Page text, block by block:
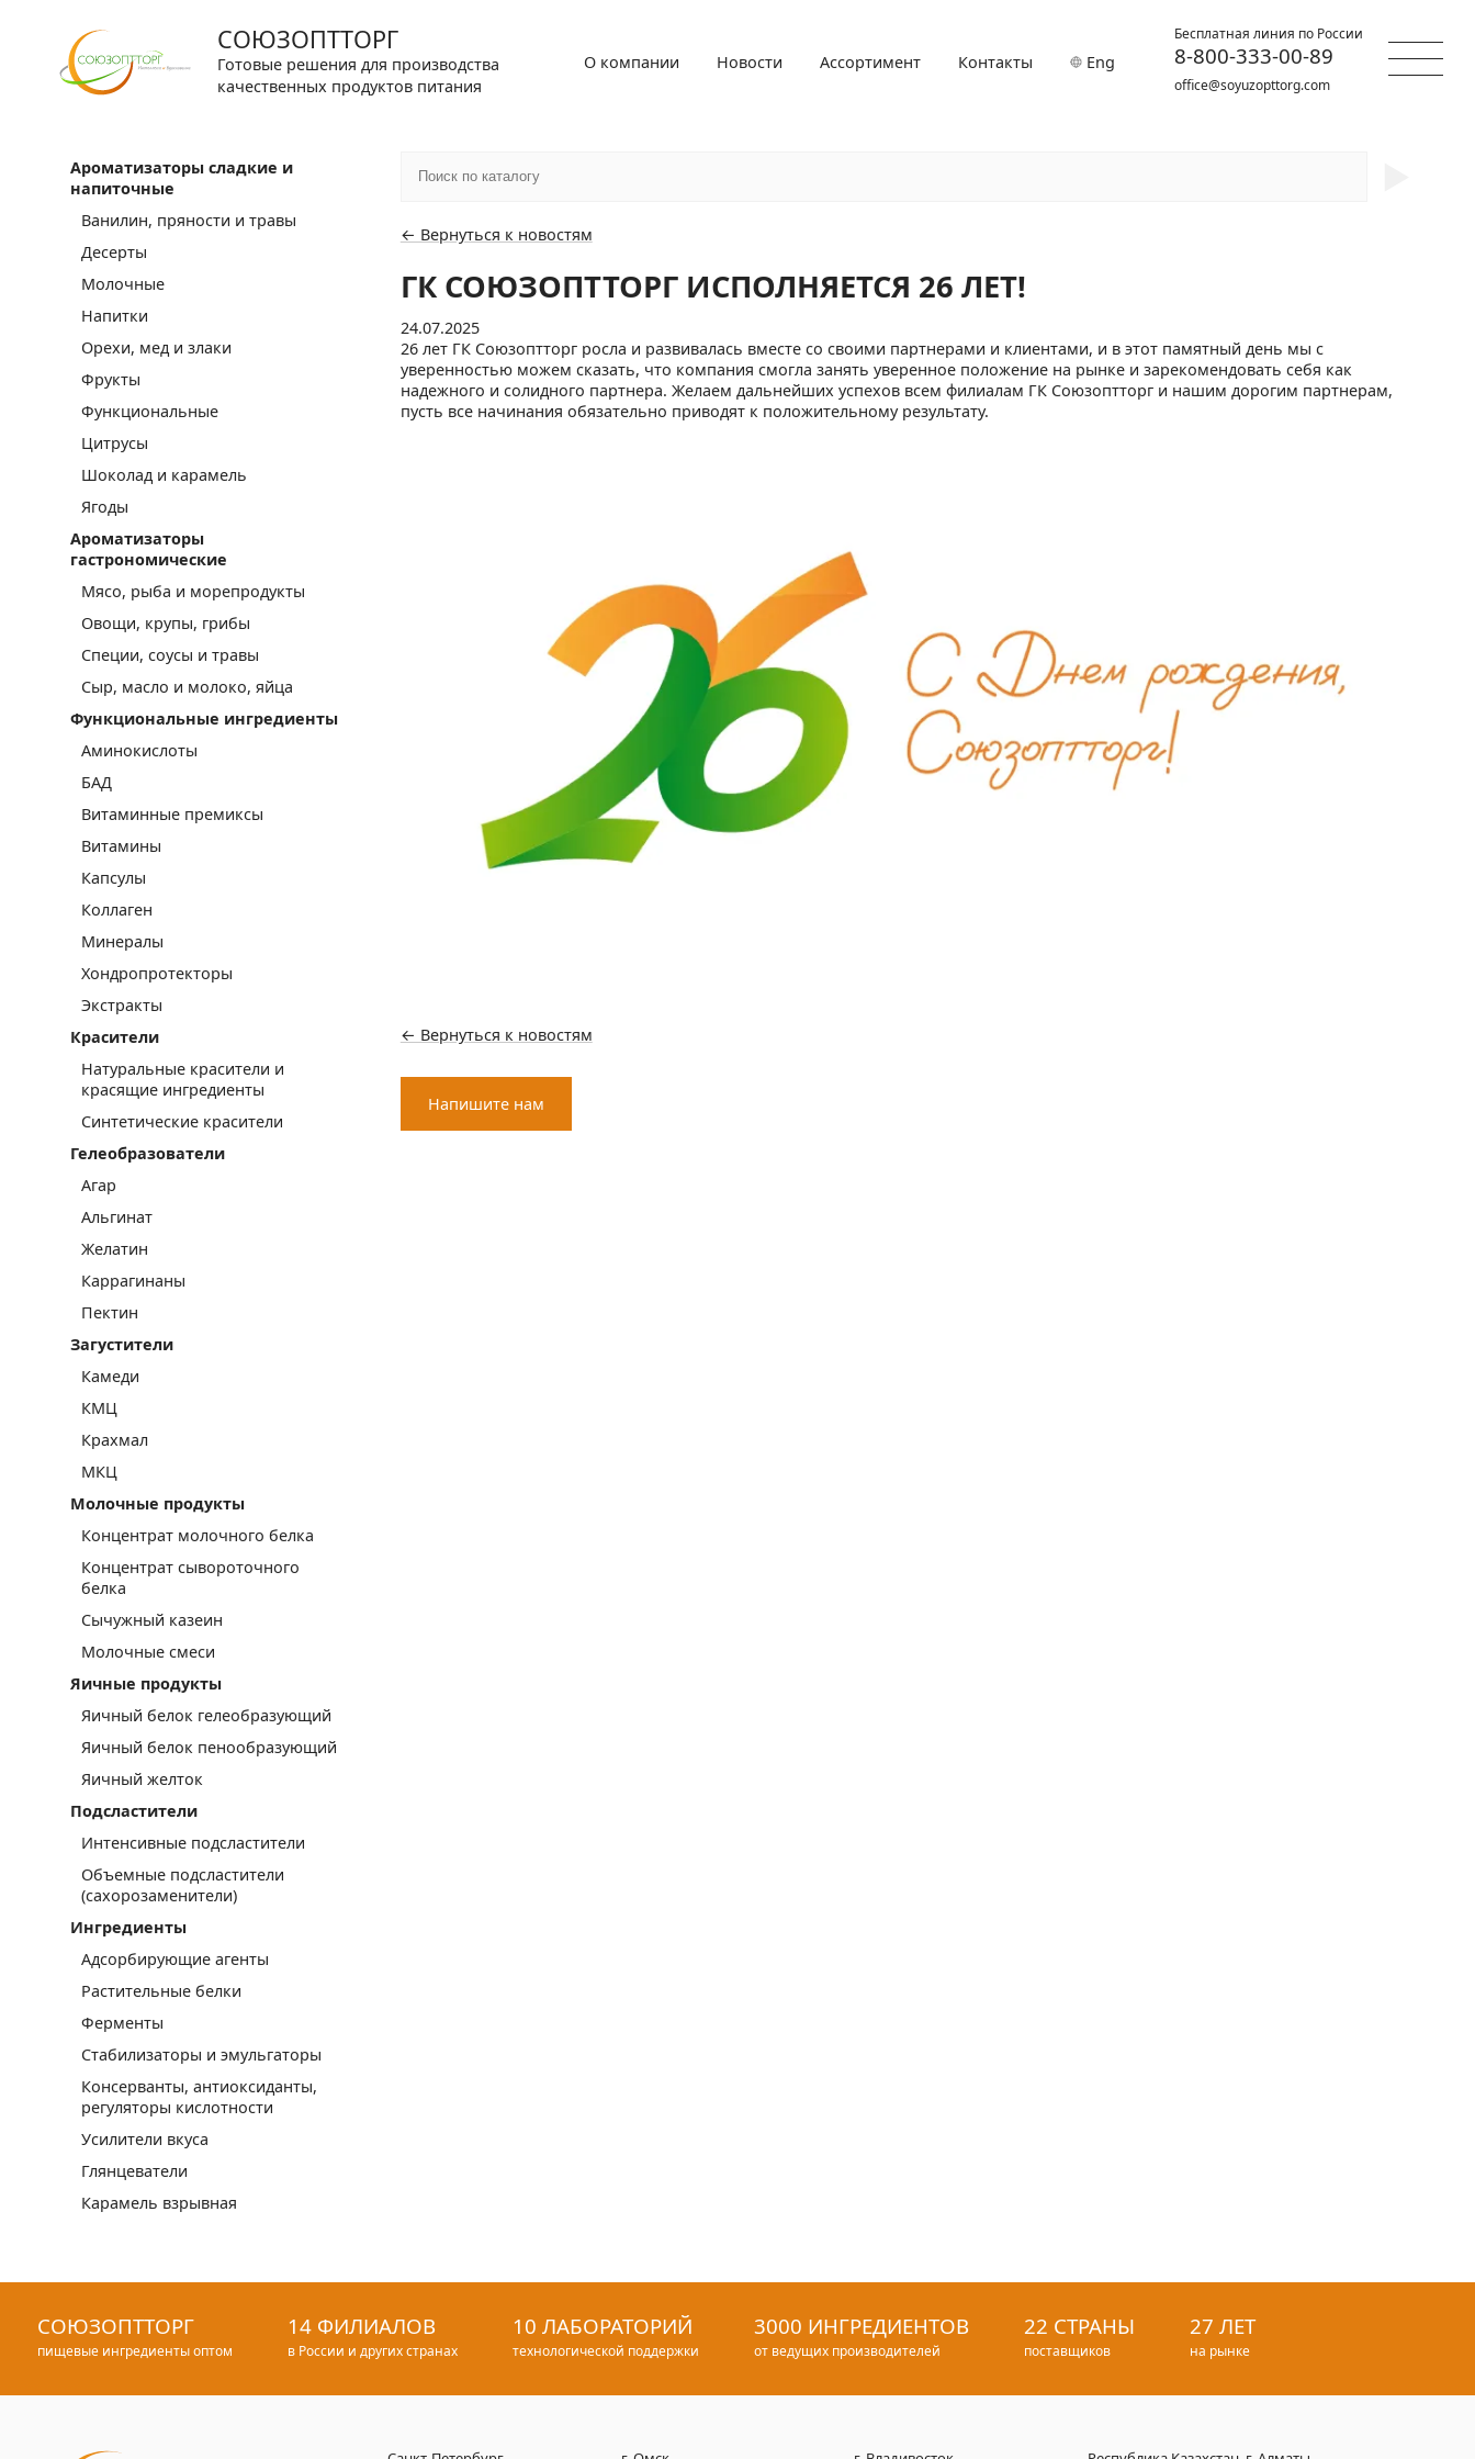
← Вернуться к новостям
ГК СОЮЗОПТТОРГ ИСПОЛНЯЕТСЯ 26 ЛЕТ!
24.07.2025
26 лет ГК Союзоптторг росла и развивалась вместе со своими партнерами и клиентами, и в этот памятный день мы с
уверенностью можем сказать, что компания смогла занять уверенное положение на рынке и зарекомендовать себя как
надежного и солидного партнера. Желаем дальнейших успехов всем филиалам ГК Союзоптторг и нашим дорогим партнерам,
пусть все начинания обязательно приводят к положительному результату.
← Вернуться к новостям
Напишите нам
Ароматизаторы сладкие и
напиточные
Ванилин, пряности и травы
Десерты
Молочные
Напитки
Орехи, мед и злаки
Фрукты
Функциональные
Цитрусы
Шоколад и карамель
Ягоды
Ароматизаторы
гастрономические
Мясо, рыба и морепродукты
Овощи, крупы, грибы
Специи, соусы и травы
Сыр, масло и молоко, яйца
Функциональные ингредиенты
Аминокислоты
БАД
Витаминные премиксы
Витамины
Капсулы
Коллаген
Минералы
Хондропротекторы
Экстракты
Красители
Натуральные красители и
красящие ингредиенты
Синтетические красители
Гелеобразователи
Агар
Альгинат
Желатин
Каррагинаны
Пектин
Загустители
Камеди
КМЦ
Крахмал
МКЦ
Молочные продукты
Концентрат молочного белка
Концентрат сывороточного
белка
Сычужный казеин
Молочные смеси
Яичные продукты
Яичный белок гелеобразующий
Яичный белок пенообразующий
Яичный желток
Подсластители
Интенсивные подсластители
Объемные подсластители
(сахорозаменители)
Ингредиенты
Адсорбирующие агенты
Растительные белки
Ферменты
Стабилизаторы и эмульгаторы
Консерванты, антиоксиданты,
регуляторы кислотности
Усилители вкуса
Глянцеватели
Карамель взрывная
СОЮЗОПТТОРГ
Готовые решения для производства
качественных продуктов питания
О компании Новости Ассортимент Контакты Eng
Бесплатная линия по России
8-800-333-00-89
office@soyuzopttorg.com
СОЮЗОПТТОРГ
пищевые ингредиенты оптом
14 ФИЛИАЛОВ
в России и других странах
10 ЛАБОРАТОРИЙ
технологической поддержки
3000 ИНГРЕДИЕНТОВ
от ведущих производителей
22 СТРАНЫ
поставщиков
27 ЛЕТ
на рынке